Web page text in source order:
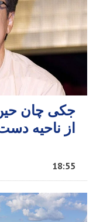
جکی چان حین
از ناحیه
18:55